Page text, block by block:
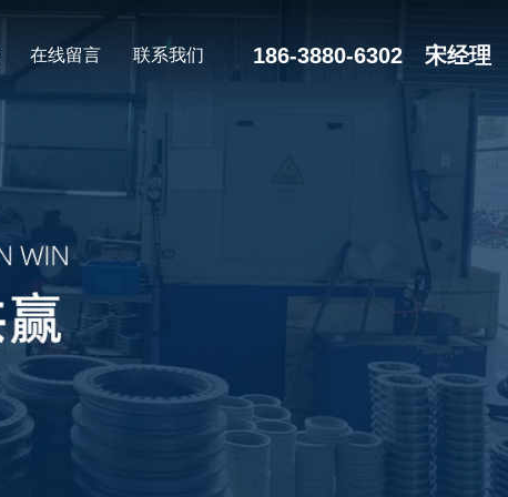
在线留言 联系我们 186-3880-6302 宋经理